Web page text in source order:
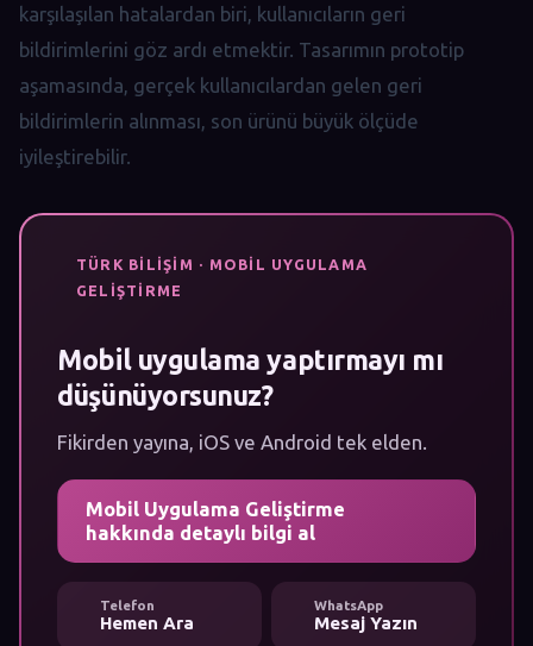
karşılaşılan hatalardan biri, kullanıcıların geri
bildirimlerini göz ardı etmektir. Tasarımın prototip
aşamasında, gerçek kullanıcılardan gelen geri
bildirimlerin alınması, son ürünü büyük ölçüde
iyileştirebilir.
TÜRK BILIŞIM · MOBIL UYGULAMA
GELIŞTIRME
Mobil uygulama yaptırmayı mı
düşünüyorsunuz?
Fikirden yayına, iOS ve Android tek elden.
Mobil Uygulama Geliştirme
hakkında detaylı bilgi al
Telefon
Hemen Ara
WhatsApp
Mesaj Yazın